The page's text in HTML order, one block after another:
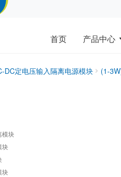
首页 产品中心
DC定电压输入隔离电源模块 (1-
模块
块
块